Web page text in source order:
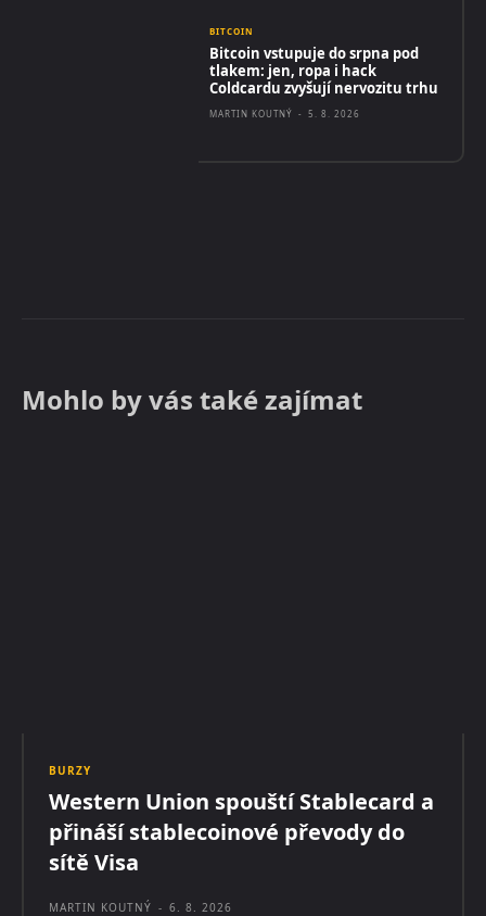
BITCOIN
Bitcoin vstupuje do srpna pod
tlakem: jen, ropa i hack
Coldcardu zvyšují nervozitu trhu
MARTIN KOUTNÝ - 5. 8. 2026
Mohlo by vás také zajímat
BURZY
Western Union spouští Stablecard a
přináší stablecoinové převody do
sítě Visa
MARTIN KOUTNÝ - 6. 8. 2026